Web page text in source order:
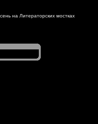
на Литераторских мостках